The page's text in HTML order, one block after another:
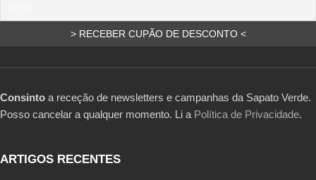
Consinto a receção de newsletters e campanhas da Sapato Verde.
Posso cancelar a qualquer momento. Li a Política de Privacidade.
ARTIGOS RECENTES